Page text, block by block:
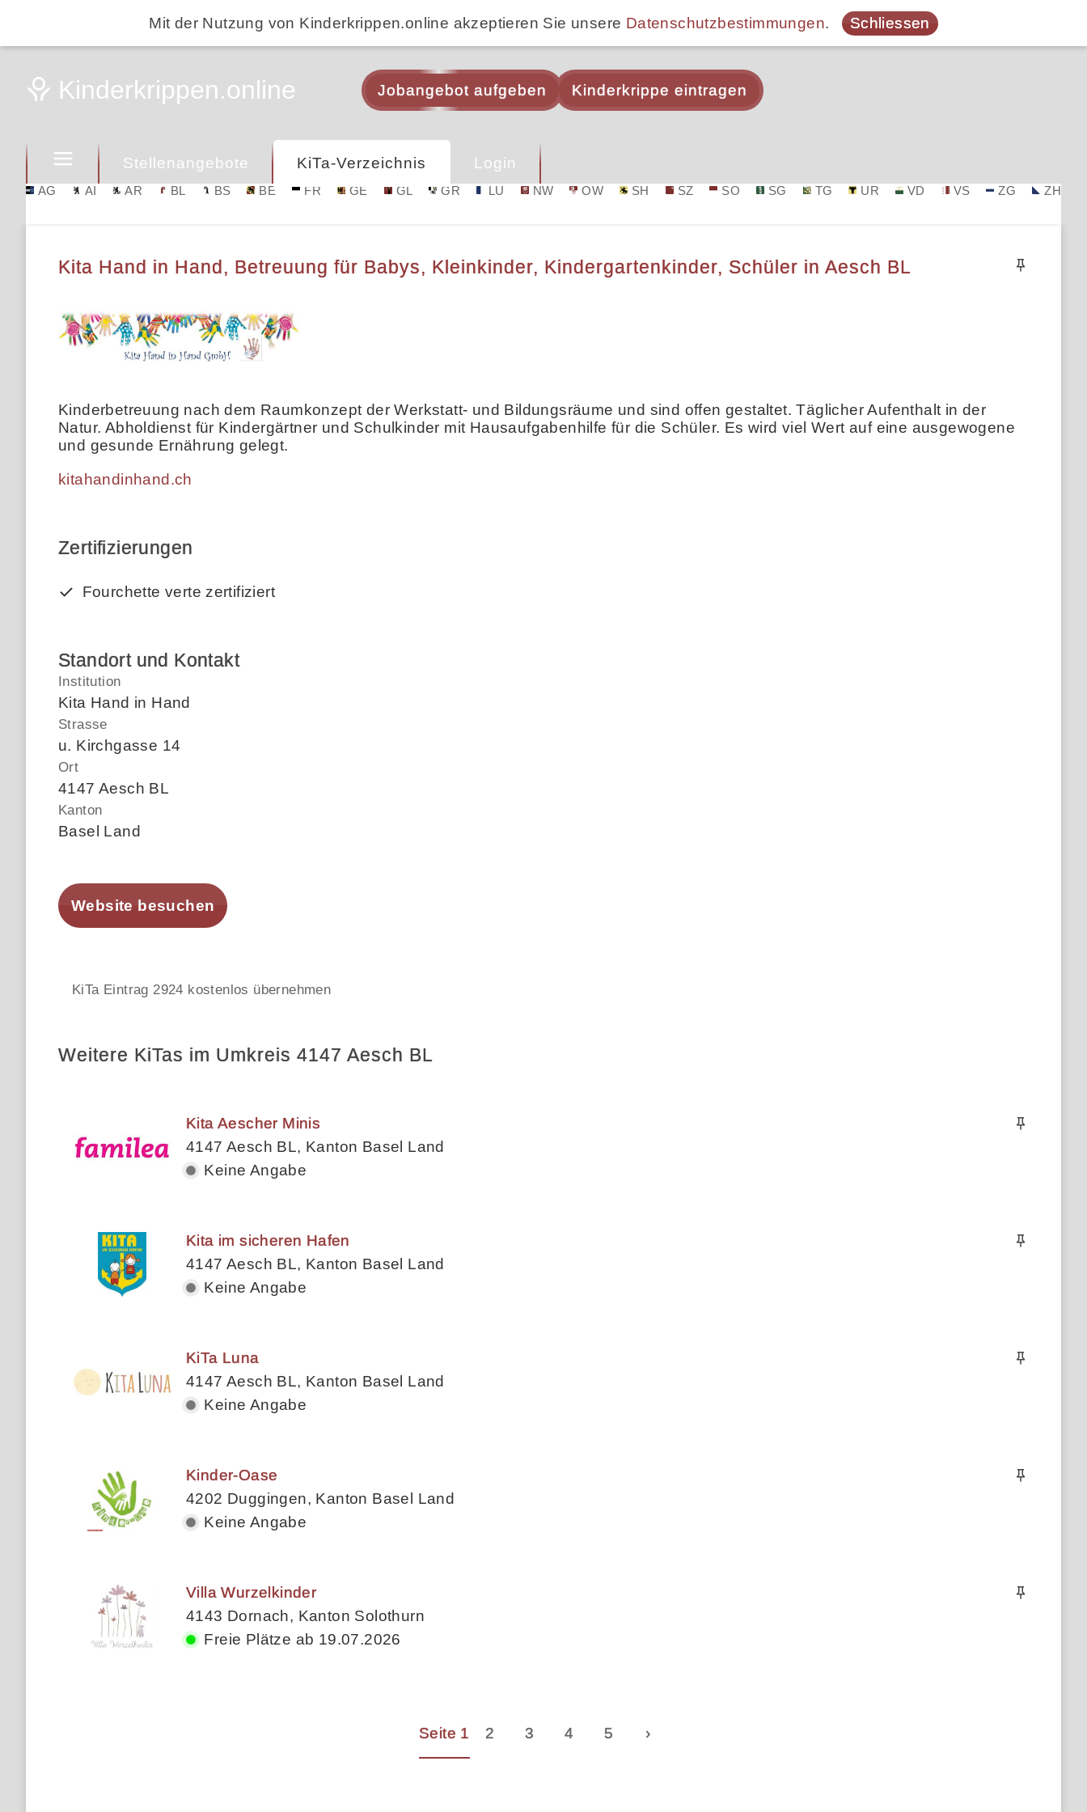
Mit der Nutzung von Kinderkrippen.online akzeptieren Sie unsere Datenschutzbestimmungen. Schliessen
Jobangebot aufgeben Kinderkrippe eintragen
Stellenangebote KiTa-Verzeichnis Login
AG AI AR BL BS BE FR GE GL GR LU NW OW SH SZ SO SG TG UR VD VS ZG ZH
Kita Hand in Hand, Betreuung für Babys, Kleinkinder, Kindergartenkinder, Schüler in Aesch BL
Kinderbetreuung nach dem Raumkonzept der Werkstatt- und Bildungsräume und sind offen gestaltet. Täglicher Aufenthalt in der
Natur. Abholdienst für Kindergärtner und Schulkinder mit Hausaufgabenhilfe für die Schüler. Es wird viel Wert auf eine ausgewogene
und gesunde Ernährung gelegt.
kitahandinhand.ch
Zertifizierungen
Fourchette verte zertifiziert
Standort und Kontakt
Institution
Kita Hand in Hand
Strasse
u. Kirchgasse 14
Ort
4147 Aesch BL
Kanton
Basel Land
Website besuchen
KiTa Eintrag 2924 kostenlos übernehmen
Weitere KiTas im Umkreis 4147 Aesch BL
Kita Aescher Minis
4147 Aesch BL, Kanton Basel Land
Keine Angabe
Kita im sicheren Hafen
4147 Aesch BL, Kanton Basel Land
Keine Angabe
KiTa Luna
4147 Aesch BL, Kanton Basel Land
Keine Angabe
Kinder-Oase
4202 Duggingen, Kanton Basel Land
Keine Angabe
Villa Wurzelkinder
4143 Dornach, Kanton Solothurn
Freie Plätze ab 19.07.2026
Seite 1 2 3 4 5 ›